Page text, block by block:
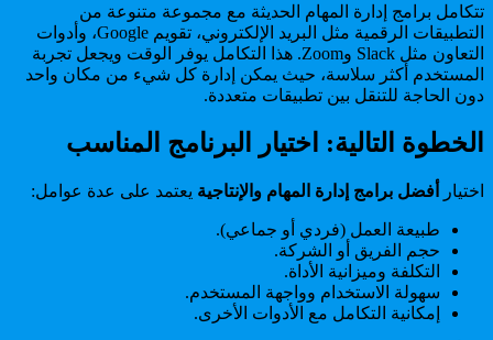
تتكامل برامج إدارة المهام الحديثة مع مجموعة متنوعة من
التطبيقات الرقمية مثل البريد الإلكتروني، تقويم Google، وأدوات
التعاون مثل Slack وZoom. هذا التكامل يوفر الوقت ويجعل تجربة
المستخدم أكثر سلاسة، حيث يمكن إدارة كل شيء من مكان واحد
دون الحاجة للتنقل بين تطبيقات متعددة.
الخطوة التالية: اختيار البرنامج المناسب
اختيار أفضل برامج إدارة المهام والإنتاجية يعتمد على عدة عوامل:
طبيعة العمل (فردي أو جماعي).
حجم الفريق أو الشركة.
التكلفة وميزانية الأداة.
سهولة الاستخدام وواجهة المستخدم.
إمكانية التكامل مع الأدوات الأخرى.